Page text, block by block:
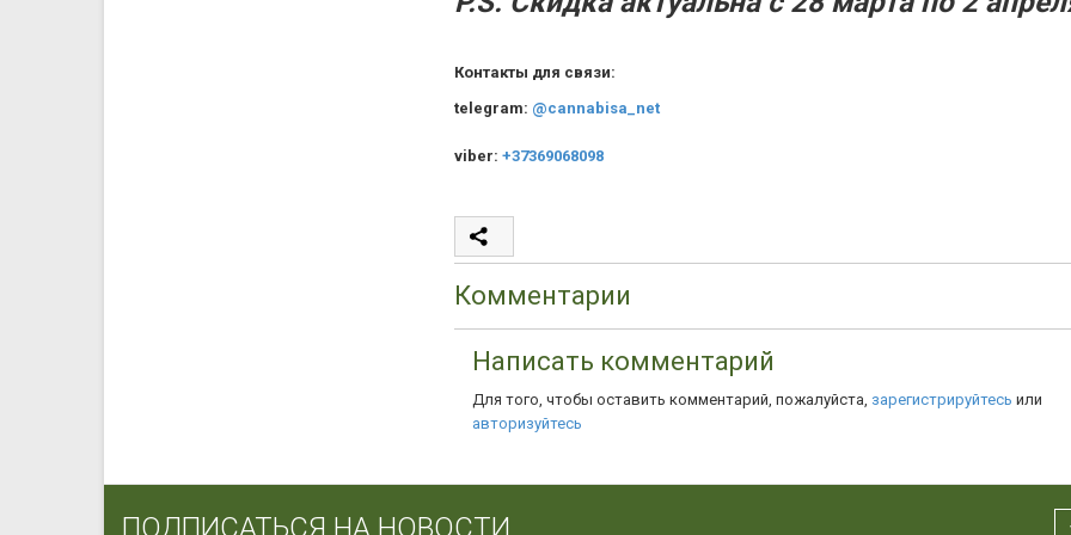
Контакты для связи:
telegram: @cannabisa_net
viber: +37369068098
Комментарии
Написать комментарий
Для того, чтобы оставить комментарий, пожалуйста, зарегистрируйтесь или
авторизуйтесь
ПОДПИСАТЬСЯ НА НОВОСТИ